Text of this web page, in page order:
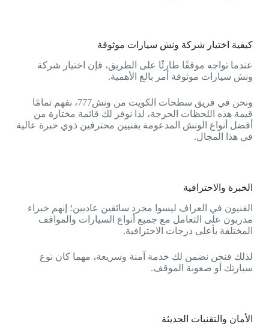
كيفية اختيار شركة ونش سيارات موثوقة
عندما تواجه موقفًا طارئًا على الطريق، فإن اختيار شركة
ونش سيارات موثوقة أمر بالغ الأهمية.
ونحن في فريق سطحات الكويت من ونش777، نفهم تمامًا
قيمة هذه اللحظات الحرجة، لذا نوفر لك قائمة مختارة من
أفضل أنواع الونش المدعومة بفنيين محترفين ذوي خبرة عالية
في هذا المجال.
الخبرة والاحترافية
الفنيون في العراف ليسوا مجرد سائقين عاديين؛ إنهم خبراء
مدربون على التعامل مع جميع أنواع السيارات والمواقف
المختلفة بأعلى درجات الاحترافية.
لذلك فنحن نضمن لك خدمة آمنة وسريعة، مهما كان نوع
سيارتك أو صعوبة الموقف.
الأمان والتقنيات الحديثة